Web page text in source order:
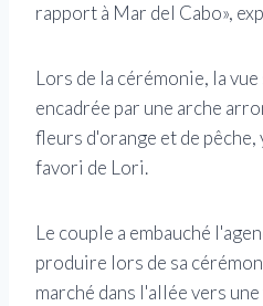
rapport à Mar del Cabo»,
Lors de la cérémonie, la
encadrée par une arche
fleurs d'orange et de pêche,
favori de Lori.
Le couple a embauché
produire lors de sa
marché dans l'allée vers